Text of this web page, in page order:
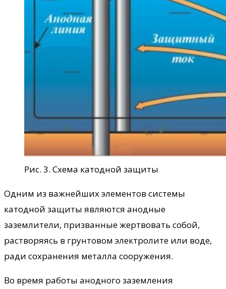
Рис. 3. Схема катодной защиты
Одним из важнейших элементов системы
катодной защиты являются анодные
заземлители, призванные жертвовать собой,
растворяясь в грунтовом электролите или воде,
ради сохранения металла сооружения.
Во время работы анодного заземления